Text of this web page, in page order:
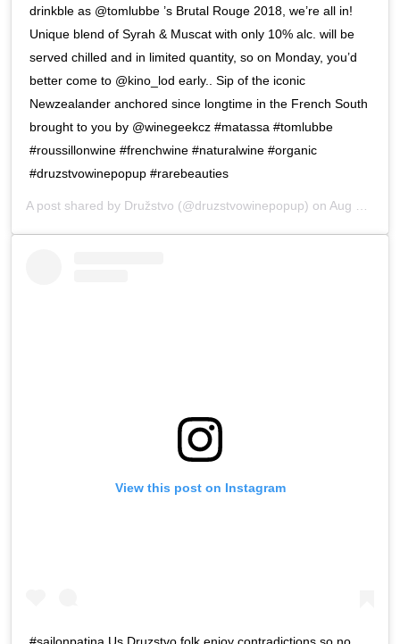
drinkble as @tomlubbe ’s Brutal Rouge 2018, we’re all in!
Unique blend of Syrah & Muscat with only 10% alc. will be
served chilled and in limited quantity, so on Monday, you’d
better come to @kino_lod early.. Sip of the iconic
Newzealander anchored since longtime in the French South
brought to you by @winegeekcz #matassa #tomlubbe
#roussillonwine #frenchwine #naturalwine #organic
#druzstvowinepopup #rarebeauties
A post shared by Družstvo (@druzstvowinepopup) on Aug 28, 2019 at 1:36am PDT
View this post on Instagram